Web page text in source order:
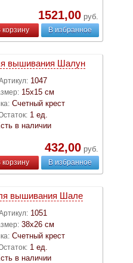
1521,00руб.
корзину В избранное
вышивания Шалун
1047
15х15 см
Счетный крест
1 ед.
в наличии
432,00руб.
корзину В избранное
вышивания Шале
1051
38х26 см
Счетный крест
1 ед.
в наличии